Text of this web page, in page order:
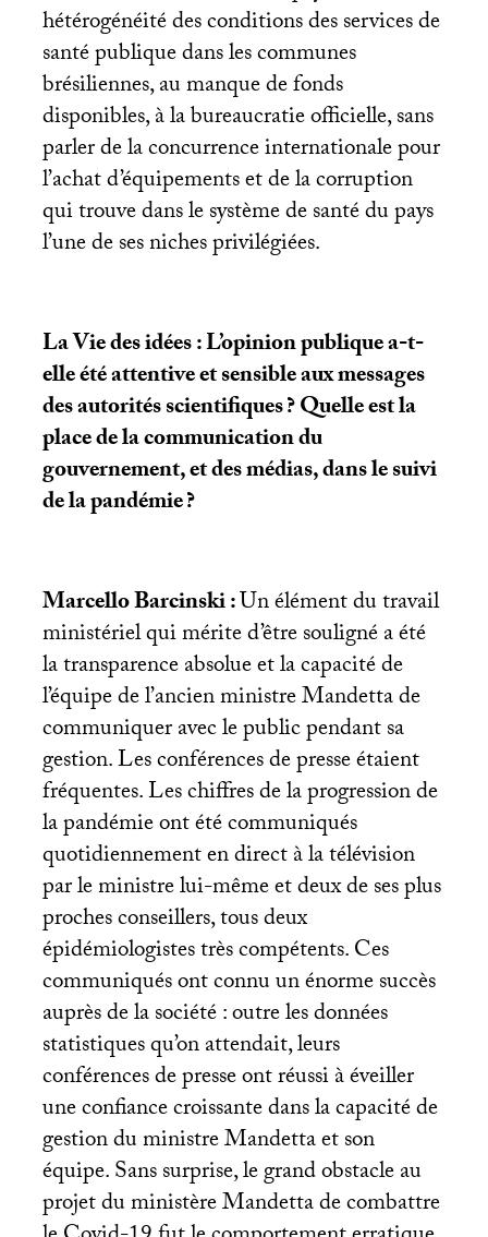
hétérogénéité des conditions des services de
santé publique dans les communes
brésiliennes, au manque de fonds
disponibles, à la bureaucratie officielle, sans
parler de la concurrence internationale pour
l’achat d’équipements et de la corruption
qui trouve dans le système de santé du pays
l’une de ses niches privilégiées.
La Vie des idées : L’opinion publique a-t-
elle été attentive et sensible aux messages
des autorités scientifiques? Quelle est la
place de la communication du
gouvernement, et des médias, dans le suivi
de la pandémie?
Marcello Barcinski :Un élément du travail
ministériel qui mérite d’être souligné a été
la transparence absolue et la capacité de
l’équipe de l’ancien ministre Mandetta de
communiquer avec le public pendant sa
gestion. Les conférences de presse étaient
fréquentes. Les chiffres de la progression de
la pandémie ont été communiqués
quotidiennement en direct à la télévision
par le ministre lui-même et deux de ses plus
proches conseillers, tous deux
épidémiologistes très compétents. Ces
communiqués ont connu un énorme succès
auprès de la société : outre les données
statistiques qu’on attendait, leurs
conférences de presse ont réussi à éveiller
une confiance croissante dans la capacité de
gestion du ministre Mandetta et son
équipe. Sans surprise, le grand obstacle au
projet du ministère Mandetta de combattre